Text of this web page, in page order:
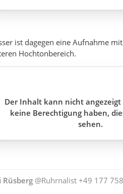
ist dagegen eine Aufnahme mit
Hochtonbereich.
Der Inhalt kann nicht angezeigt
keine Berechtigung haben,
sehen.
Rüsberg @Ruhrnalist +49 177